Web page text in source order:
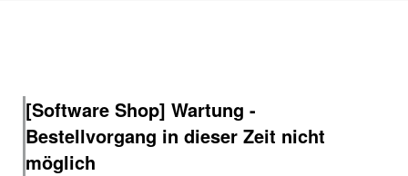
[Software Shop] Wartung -
Bestellvorgang in dieser Zeit nicht
möglich